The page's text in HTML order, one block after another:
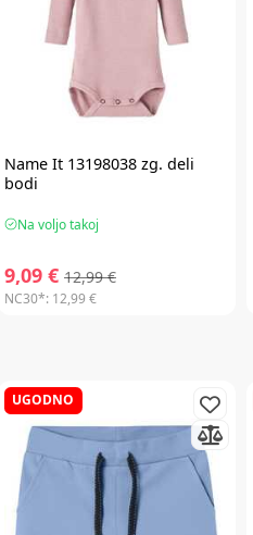
Name It13198038 zg. deli
bodi
Na voljo takoj
9,09 € 12,99 €
NC30*: 12,99 €
UGODNO